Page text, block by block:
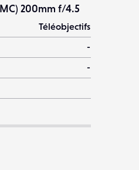
200mm f/4.5
Téléobjectifs
-
-